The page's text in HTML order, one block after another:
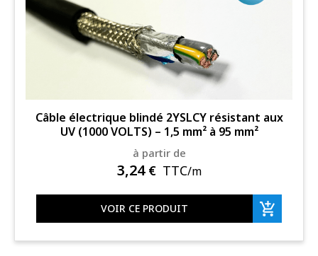
Câble électrique blindé 2YSLCY résistant aux
UV (1000 VOLTS) – 1,5 mm² à 95 mm²
à partir de
3,24 € TTC/m
VOIR CE PRODUIT